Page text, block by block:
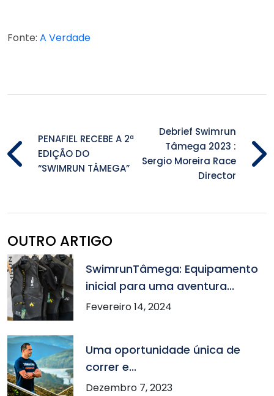
Fonte: A Verdade
PENAFIEL RECEBE A 2ª
EDIÇÃO DO
“SWIMRUN TÂMEGA”
Debrief Swimrun
Tâmega 2023 :
Sergio Moreira Race
Director
OUTRO ARTIGO
SwimrunTâmega: Equipamento
inicial para uma aventura...
Fevereiro 14, 2024
Uma oportunidade única de
correr e...
Dezembro 7, 2023